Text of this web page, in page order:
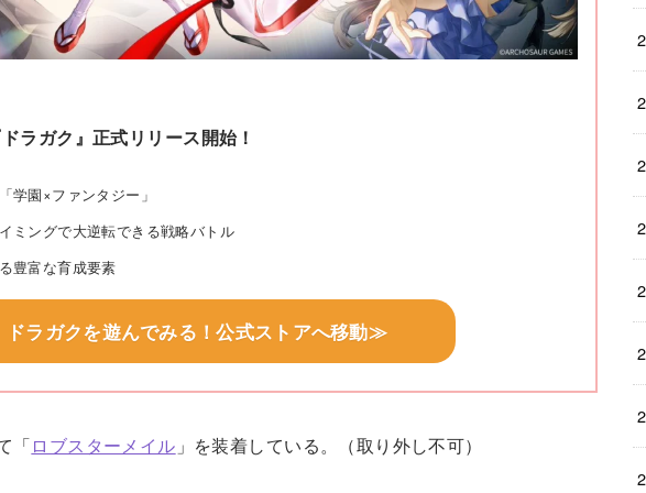
ラガク』正式リリース開始！
学園×ファンタジー」
ミングで大逆転できる戦略バトル
豊富な育成要素
ドラガクを遊んでみる！公式ストアへ移動≫
「ロブスターメイル 」を装着している。（取り外し不可）